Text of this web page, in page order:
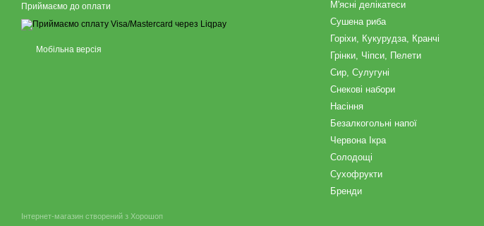
Приймаємо до оплати
Мобільна версія
Інтернет-магазин створений з Хорошоп
М'ясні делікатеси
Сушена риба
Горіхи, Кукурудза, Кранчі
Грінки, Чіпси, Пелети
Сир, Сулугуні
Снекові набори
Насіння
Безалкогольні напої
Червона Ікра
Солодощі
Сухофрукти
Бренди